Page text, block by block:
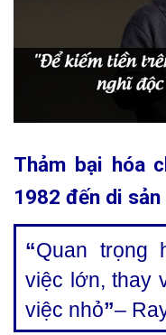
Thảm bại hóa
1982 đến di
“Quan trọng
việc lớn, thay
việc nhỏ”–